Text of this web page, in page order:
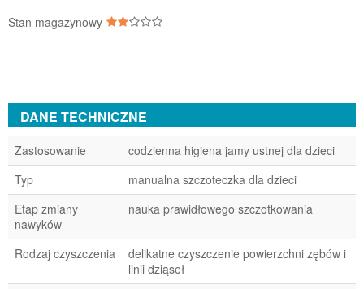
Stan magazynowy
DANE TECHNICZNE
Zastosowanie
codzienna higiena jamy ustnej dla dzieci
Typ
manualna szczoteczka dla dzieci
Etap zmiany
nawyków
nauka prawidłowego szczotkowania
Rodzaj czyszczenia
delikatne czyszczenie powierzchni zębów i
linii dziąseł